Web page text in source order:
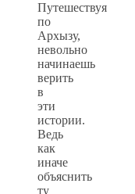
Путешествуя
по
Архызу,
невольно
начинаешь
верить
в
эти
истории.
Ведь
как
иначе
объяснить
ту